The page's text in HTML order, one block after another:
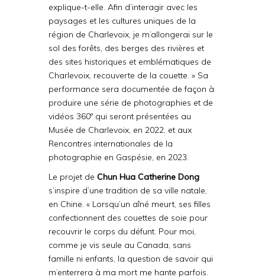
explique-t-elle. Afin d’interagir avec les
paysages et les cultures uniques de la
région de Charlevoix, je m’allongerai sur le
sol des forêts, des berges des rivières et
des sites historiques et emblématiques de
Charlevoix, recouverte de la couette. » Sa
performance sera documentée de façon à
produire une série de photographies et de
vidéos 360º qui seront présentées au
Musée de Charlevoix, en 2022, et aux
Rencontres internationales de la
photographie en Gaspésie, en 2023.
Le projet deChun Hua Catherine Dong
s’inspire d’une tradition de sa ville natale,
en Chine. « Lorsqu’un aîné meurt, ses filles
confectionnent des couettes de soie pour
recouvrir le corps du défunt. Pour moi,
comme je vis seule au Canada, sans
famille ni enfants, la question de savoir qui
m’enterrera à ma mort me hante parfois.